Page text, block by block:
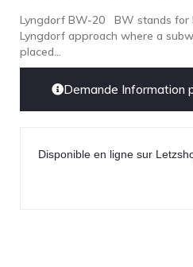
Lyngdorf BW-20 BW stands for
Lyngdorf approach where a
placed...
Demande Information
Disponible en ligne sur